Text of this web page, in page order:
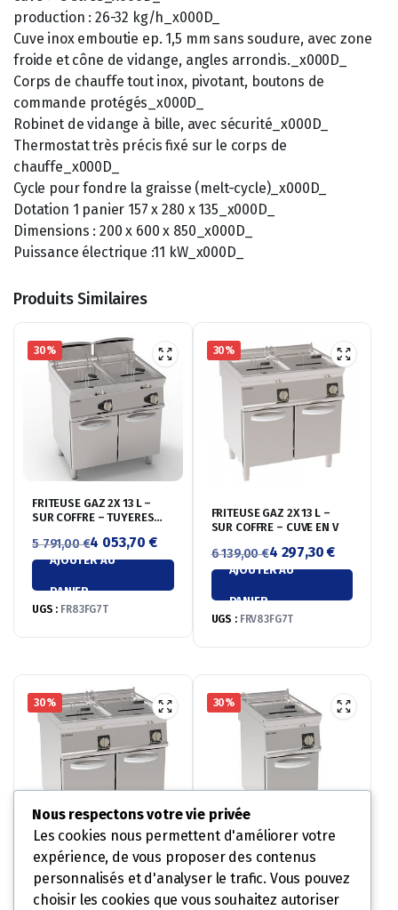
production : 26-32 kg/h_x000D_
Cuve inox emboutie ep. 1,5 mm sans soudure, avec zone
froide et cône de vidange, angles arrondis._x000D_
Corps de chauffe tout inox, pivotant, boutons de
commande protégés_x000D_
Robinet de vidange à bille, avec sécurité_x000D_
Thermostat très précis fixé sur le corps de
chauffe_x000D_
Cycle pour fondre la graisse (melt-cycle)_x000D_
Dotation 1 panier 157 x 280 x 135_x000D_
Dimensions : 200 x 600 x 850_x000D_
Puissance électrique :11 kW_x000D_
Produits Similaires
30%
FRITEUSE GAZ 2X 13 L –
SUR COFFRE – TUYERES
5 791,00€
Le
prix
initial
4 053,70€
Le
prix
actuel
AJOUTER AU
PANIER
UGS : FR83FG7T
30%
FRITEUSE GAZ 2X 13 L –
SUR COFFRE – CUVE EN V
6 139,00€
Le
prix
initial
139,00 €.
4 297,30€
Le
prix
actuel
297,30 €.
AJOUTER AU
PANIER
UGS : FRV83FG7T
30%
FRITEUSE ÉLECTRIQUE SUR
COFFRE 2X 17 L – SUR
COFFRE – COMMANDES
MÉCANIQUES
5 446,00€3 812,20€
30%
FRITEUSE ÉLECTRIQUE SUR
COFFRE 17 L – SUR COFFRE
– COMMANDES
MÉCANIQUES
3 115,00€2 180,50€
Nous respectons votre vie privée
Les cookies nous permettent d'améliorer votre
expérience, de vous proposer des contenus
personnalisés et d'analyser le trafic. Vous pouvez
choisir les cookies que vous souhaitez autoriser